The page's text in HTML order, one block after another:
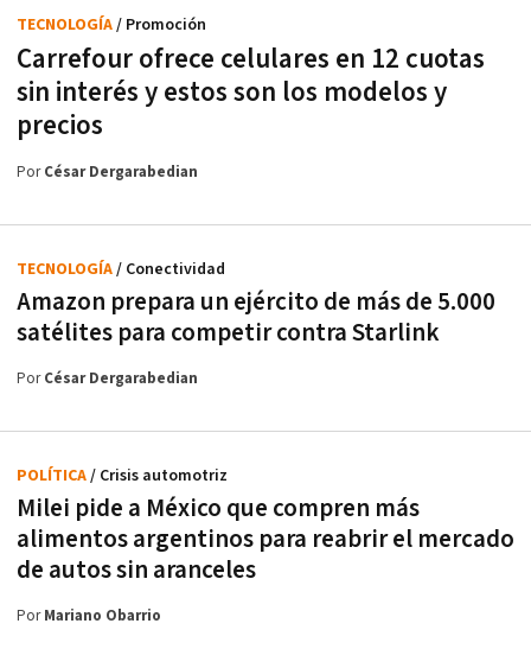
Carrefour ofrece celulares en 12 cuotas
sin interés y estos son los modelos y
precios
TECNOLOGÍA/ Promoción
PorCésar Dergarabedian
Amazon prepara un ejército de más de 5.000
satélites para competir contra Starlink
TECNOLOGÍA/ Conectividad
PorCésar Dergarabedian
Milei pide a México que compren más
alimentos argentinos para reabrir el mercado
de autos sin aranceles
POLÍTICA/ Crisis automotriz
PorMariano Obarrio